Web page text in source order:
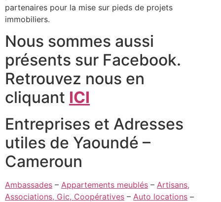
partenaires pour la mise sur pieds de projets
immobiliers.
Nous sommes aussi
présents sur Facebook.
Retrouvez nous en
cliquant ICI
Entreprises et Adresses
utiles de Yaoundé –
Cameroun
Ambassades – Appartements meublés – Artisans,
Associations, Gic, Coopératives – Auto locations –